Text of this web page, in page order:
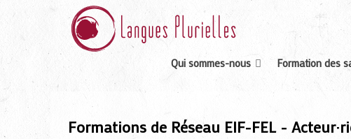
Qui sommes-nous Formation des
Formations de Réseau EIF-FEL -